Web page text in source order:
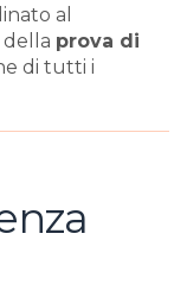
al
della prova di
di tutti i